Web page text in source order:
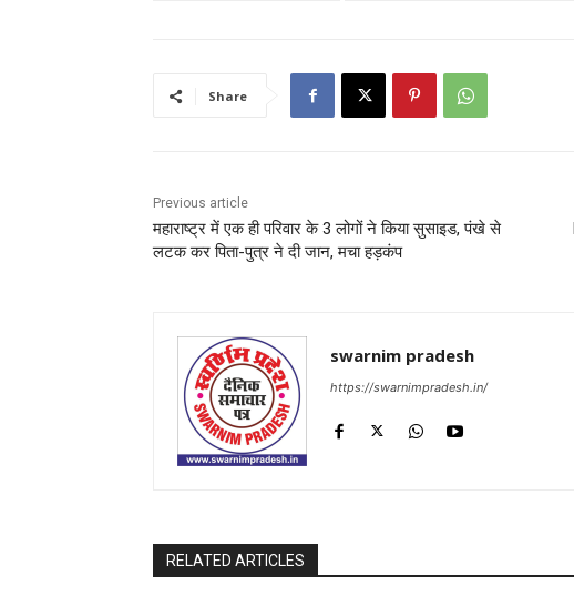
Share
Previous article
महाराष्ट्र में एक ही परिवार के 3 लोगों ने किया सुसाइड, पंखे से
लटक कर पिता-पुत्र ने दी जान, मचा हड़कंप
swarnim pradesh
https://swarnimpradesh.in/
RELATED ARTICLES